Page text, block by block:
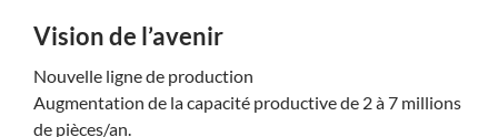
Vision de l’avenir
Nouvelle ligne de production
Augmentation de la capacité productive de 2 à 7 millions
de pièces/an.